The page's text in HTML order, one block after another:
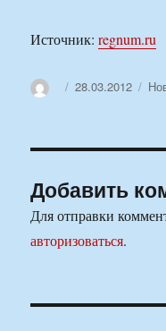
Источник:regnum.ru
АвторОпубликовано
28.03.2012
Добавить
Для отправки
авторизоваться.